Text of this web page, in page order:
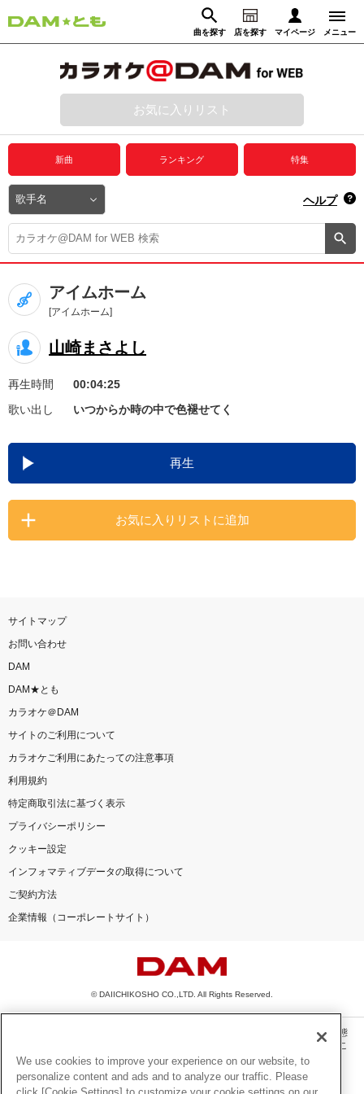
曲を探す 店を探す マイページ メニュー
動画からさがす 録音からさがす
ログイン
プレミアムサービス
DAM★とも動画
DAM★とも録音
カラオケ＠DAM
ユーザー検索
キャンペーン
お知らせ よくあるご質問
DAMの新曲・ランキングなど
カラオケ最新情報をチェック！
お気に入りリスト
新曲 ランキング 特集
ヘルプ
アイムホーム
[アイムホーム]
山崎まさよし
再生時間
00:04:25
歌い出し
いつからか時の中で色褪せてく
再生
お気に入りリストに追加
サイトマップ
お問い合わせ
DAM
DAM★とも
カラオケ＠DAM
サイトのご利用について
カラオケご利用にあたっての注意事項
利用規約
特定商取引法に基づく表示
プライバシーポリシー
クッキー設定
インフォマティブデータの取得について
ご契約方法
企業情報（コーポレートサイト）
© DAIICHIKOSHO CO.,LTD. All Rights Reserved.
このサイトに掲載されている一切の文章・画像・写真・動画・音声等を、手段や形態
を問わず、著作権法の定める範囲を超えて無断で複製、転載、ファイル化などするこ
とを禁じます。
楽曲及びコンテンツは、機種によりご利用いただけない場合があります。
We use cookies to improve your experience on our website, to
personalize content and ads and to analyze our traffic. Please